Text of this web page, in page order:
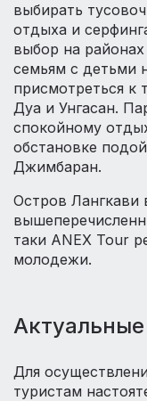
выбирать
отдыха и
выбор на
семьям с детьми
присмотреться к
Дуа и Унгасан.
спокойному
обстановке
Джимбаран.
Остров Лангкави
таки ANEX Tour
молодежи.
Для
туристам